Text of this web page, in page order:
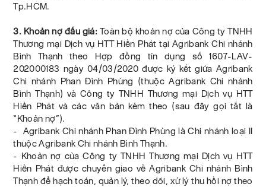
Tp.HCM.
3. Khoản nợ đấu giá: Toàn bộ khoản nợ của Công ty TNHH
Thương mại Dịch vụ HTT Hiền Phát tại Agribank Chi nhánh
Bình Thạnh theo Hợp đồng tín dụng số 1607-LAV-
202000183 ngày 04/03/2020 được ký kết giữa Agribank
Chi nhánh Phan Đình Phùng (thuộc Agribank Chi nhánh
Bình Thạnh) và Công ty TNHH Thương mại Dịch vụ HTT
Hiền Phát và các văn bản kèm theo (sau đây gọi tắt là
“Khoản nợ”).
- Agribank Chi nhánh Phan Đình Phùng là Chi nhánh loại II
thuộc Agribank Chi nhánh Bình Thạnh.
- Khoản nợ của Công ty TNHH Thương mại Dịch vụ HTT
Hiền Phát được chuyển giao về Agribank Chi nhánh Bình
Thạnh để hạch toán, quản lý, theo dõi, xử lý thu hồi nợ theo